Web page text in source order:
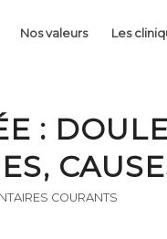
Nos valeurs Les
:
COURANTS